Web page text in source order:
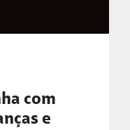
com
e